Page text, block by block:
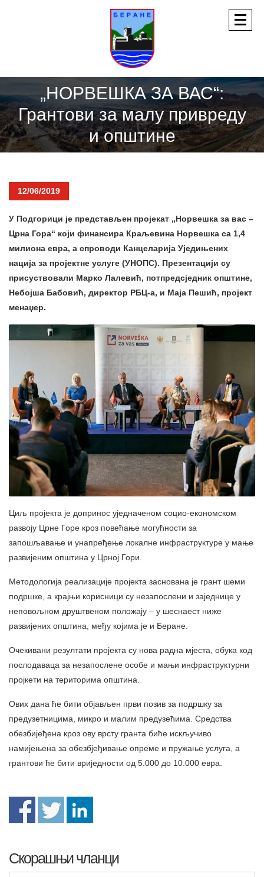
„НОРВЕШКА ЗА ВАС“:
Грантови за малу привреду
и општине
12/06/2019
У Подгорици је представљен пројекат „Норвешка за вас –
Црна Гора“ који финансира Краљевина Норвешка са 1,4
милиона евра, а спроводи Канцеларија Уједињених
нација за пројектне услуге (УНОПС). Презентацији су
присуствовали Марко Лалевић, потпредсједник општине,
Небојша Бабовић, директор РБЦ-а, и Маја Пешић, пројект
менаџер.
Циљ пројекта је допринос уједначеном социо-економском
развоју Црне Горе кроз повећање могућности за
запошљавање и унапређење локалне инфраструктуре у мање
развијеним општина у Црној Гори.
Методологија реализације пројекта заснована је грант шеми
подршке, а крајњи корисници су незапослени и заједнице у
неповољном друштвеном положају – у шеснаест ниже
развијених општина, међу којима је и Беране.
Очекивани резултати пројекта су нова радна мјеста, обука код
послодаваца за незапослене особе и мањи инфраструктурни
пројкети на територима општина.
Ових дана ће бити објављен први позив за подршку за
предузетницима, микро и малим предузећима. Средства
обезбијеђена кроз ову врсту гранта биће искључиво
намијењена за обезбјеђивање опреме и пружање услуга, а
грантови ће бити вриједности од 5.000 до 10.000 евра.
Скорашњи чланци